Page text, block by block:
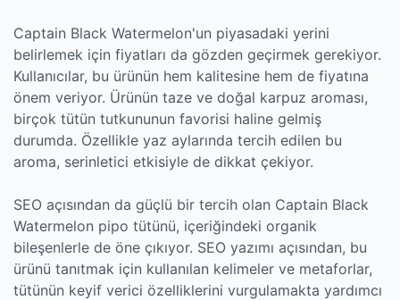
Captain Black Watermelon'un piyasadaki yerini
belirlemek için fiyatları da gözden geçirmek gerekiyor.
Kullanıcılar, bu ürünün hem kalitesine hem de fiyatına
önem veriyor. Ürünün taze ve doğal karpuz aroması,
birçok tütün tutkununun favorisi haline gelmiş
durumda. Özellikle yaz aylarında tercih edilen bu
aroma, serinletici etkisiyle de dikkat çekiyor.
SEO açısından da güçlü bir tercih olan Captain Black
Watermelon pipo tütünü, içeriğindeki organik
bileşenlerle de öne çıkıyor. SEO yazımı açısından, bu
ürünü tanıtmak için kullanılan kelimeler ve metaforlar,
tütünün keyif verici özelliklerini vurgulamakta yardımcı